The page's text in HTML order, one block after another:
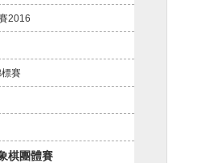
2016
賽
棋團體賽